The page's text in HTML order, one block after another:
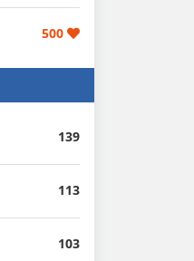
500
139
113
103